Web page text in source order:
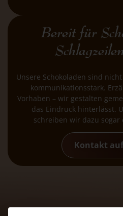
Bereit für
Unsere Schokoladen sind
kommunikationsstark.
Vorhaben – wir gestalten
das Eindruck hinterlässt.
schreiben wir dazu sogar
Kontakt